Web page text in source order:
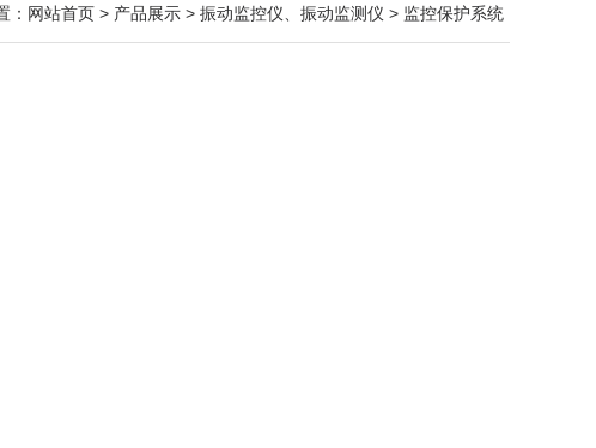
： 网站首页 > 产品展示 > 振动监控仪、振动监测仪 > 监控保护系统